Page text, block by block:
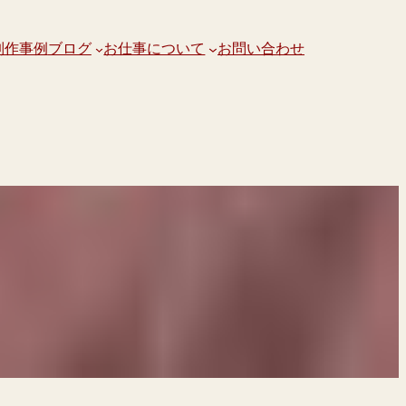
作事例 ブログ お仕事について お問い合わせ